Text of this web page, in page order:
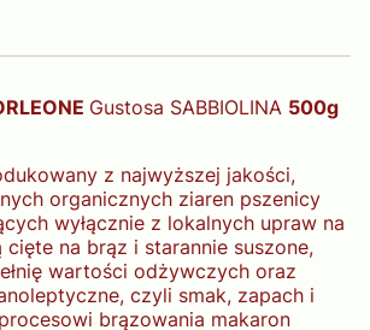
Gustosa SABBIOLINA 500g
z najwyższej jakości,
organicznych ziaren pszenicy
wyłącznie z lokalnych upraw na
cięte na brąz i starannie suszone,
wartości odżywczych oraz
czyli smak, zapach i
brązowania makaron